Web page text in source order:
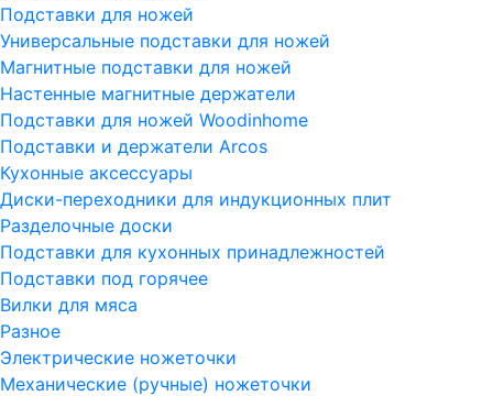
Подставки для ножей
Универсальные подставки для ножей
Магнитные подставки для ножей
Настенные магнитные держатели
Подставки для ножей Woodinhome
Подставки и держатели Arcos
Кухонные аксессуары
Диски-переходники для индукционных плит
Разделочные доски
Подставки для кухонных принадлежностей
Подставки под горячее
Вилки для мяса
Разное
Электрические ножеточки
Механические (ручные) ножеточки